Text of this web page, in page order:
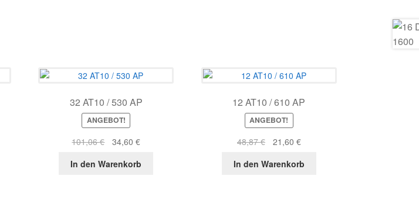
32 AT10 / 530 AP
ANGEBOT!
101,06€
Ursprünglicher
war:
34,60€Aktueller
ist:
In den Warenkorb
12 AT10 / 610 AP
ANGEBOT!
48,87€
Ursprünglicher
war:
21,60 €Aktueller
ist:
In den Warenkorb